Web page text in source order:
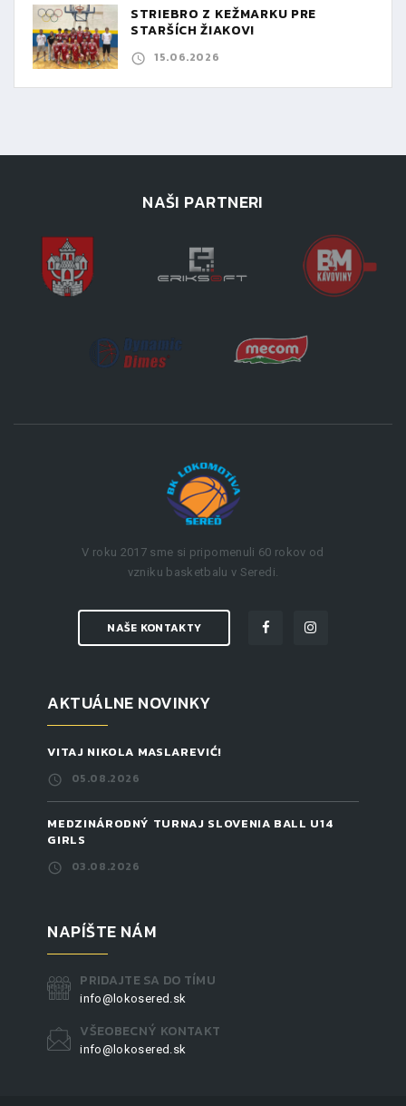
STRIEBRO Z KEŽMARKU PRE
STARŠÍCH ŽIAKOV!
15.06.2026
NAŠI PARTNERI
V roku 2017 sme si pripomenuli 60 rokov od
vzniku basketbalu v Seredi.
NAŠE KONTAKTY
AKTUÁLNE NOVINKY
VITAJ NIKOLA MASLAREVIĆ!
05.08.2026
MEDZINÁRODNÝ TURNAJ SLOVENIA BALL U14
GIRLS
03.08.2026
NAPÍŠTE NÁM
PRIDAJTE SA DO TÍMU
info@lokosered.sk
VŠEOBECNÝ KONTAKT
info@lokosered.sk